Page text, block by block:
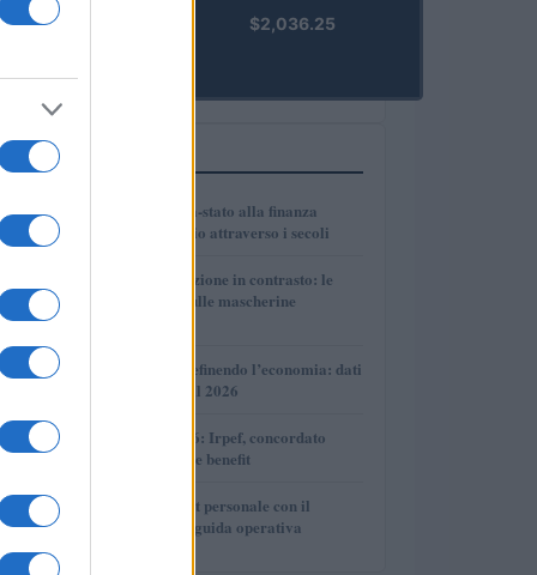
PRIME)
$2,036.25
PIÙ LETTI
1
Dalle antiche città-stato alla finanza
globale: un viaggio attraverso i secoli
2
Governo e opposizione in contrasto: le
accuse di Conte sulle mascherine
3
Come l’IA sta ridefinendo l’economia: dati
e prospettive per il 2026
4
Novità fiscali 2026: Irpef, concordato
preventivo e fringe benefit
5
Cash management personale con il
sistema a bucket: guida operativa